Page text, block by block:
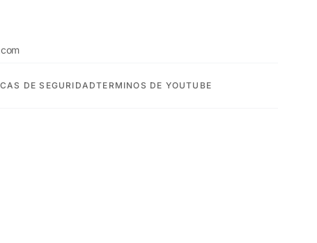
DE SEGURIDADTERMINOS DE YOUTUBE